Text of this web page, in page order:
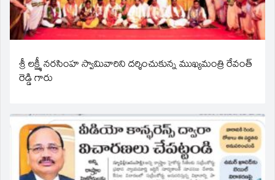
శ్రీ లక్ష్మీ నరసింహ స్వామివారిని దర్శించుకున్న ముఖ్యమంత్రి రేవంత్
రెడ్డి గారు